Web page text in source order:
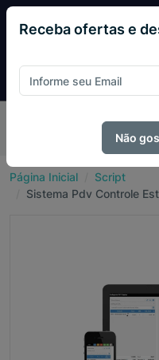
PIX e
Página Inicial
Script
Sistema Pdv Controle
Receba ofertas e
Não